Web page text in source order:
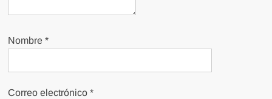
Nombre*
Correo electrónico*